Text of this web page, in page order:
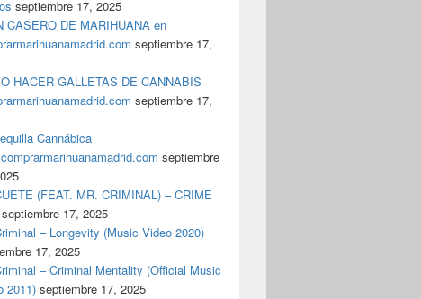
Deberían Comprender que el Hachís y la Marihuana
septiembre 17, 2025
CASERO DE MARIHUANA en
septiembre 17,
HACER GALLETAS DE CANNABIS
septiembre 17,
Cannábica
septiembre
(FEAT. MR. CRIMINAL) – CRIME
septiembre 17, 2025
– Longevity (Music Video 2020)
17, 2025
– Criminal Mentality (Official Music
2011) septiembre 17, 2025